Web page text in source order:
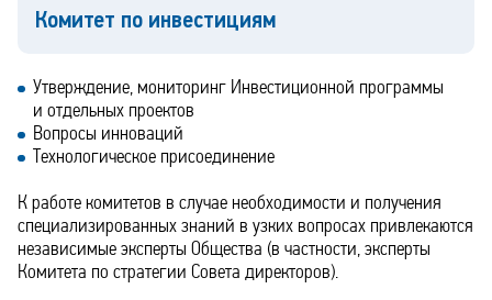
Комитет по инвестициям
Утверждение, мониторинг Инвестиционной программы
и отдельных проектов
Вопросы инноваций
Технологическое присоединение
К работе комитетов в случае необходимости и получения
специализированных знаний в узких вопросах привлекаются
независимые эксперты Общества (в частности, эксперты
Комитета по стратегии Совета директоров).